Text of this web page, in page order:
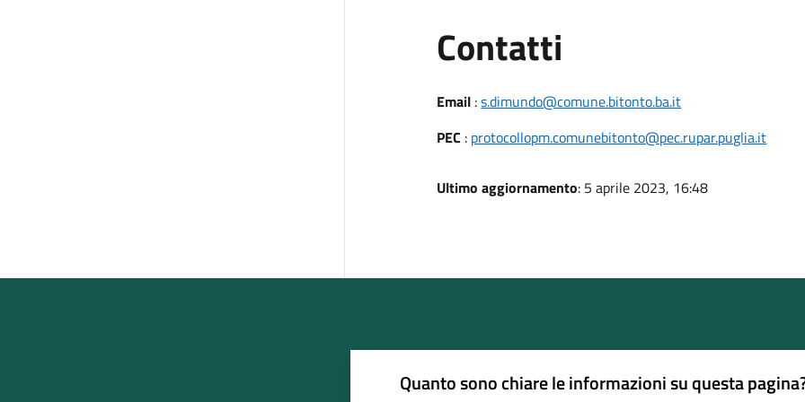
Contatti
Email :s.dimundo@comune.bitonto.ba.it
PEC : protocollopm.comunebitonto@pec.rupar.puglia.it
Ultimo aggiornamento: 5 aprile 2023, 16:48
Quanto sono chiare le informazioni su questa